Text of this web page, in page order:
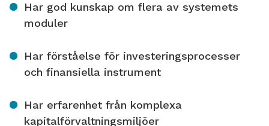
Har god kunskap om flera av systemets
moduler
Har förståelse för investeringsprocesser
och finansiella instrument
Har erfarenhet från komplexa
kapitalförvaltningsmiljöer